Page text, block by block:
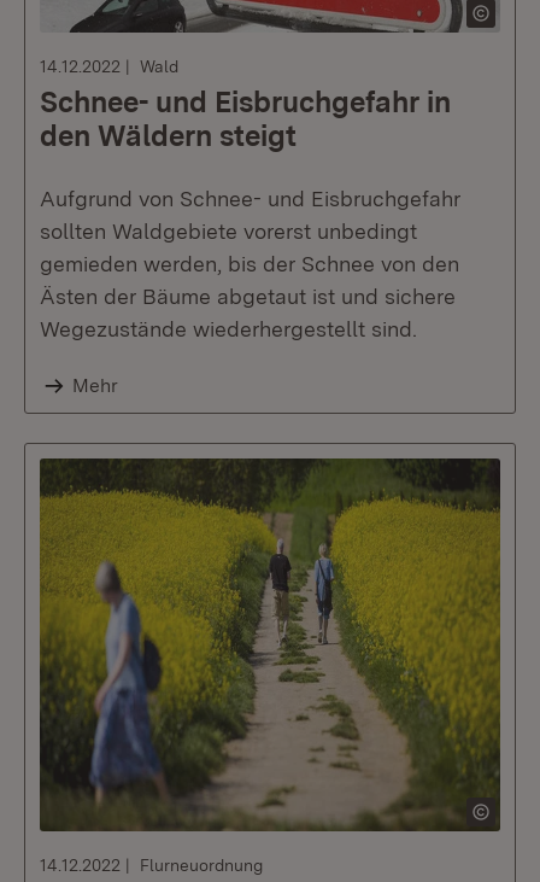
14.12.2022 Wald
Schnee- und Eisbruchgefahr in
den Wäldern steigt
Aufgrund von Schnee- und Eisbruchgefahr
sollten Waldgebiete vorerst unbedingt
gemieden werden, bis der Schnee von den
Ästen der Bäume abgetaut ist und sichere
Wegezustände wiederhergestellt sind.
Mehr
14.12.2022 Flurneuordnung